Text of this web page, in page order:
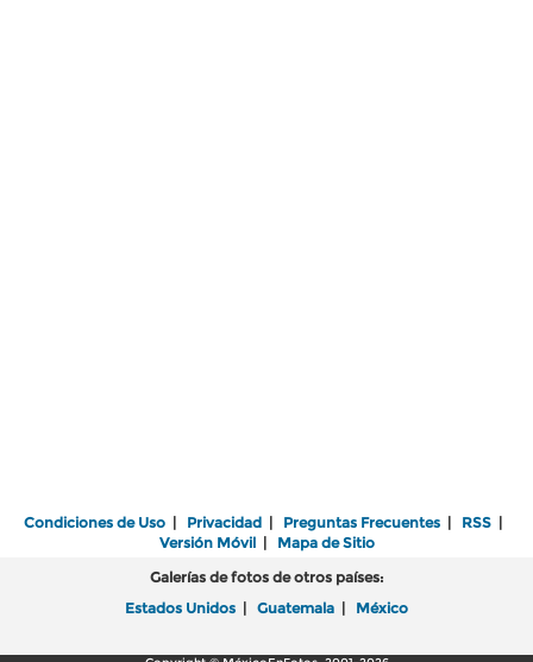
Condiciones de Uso | Privacidad | Preguntas Frecuentes | RSS |
Versión Móvil| Mapa de Sitio
Galerías de fotos de otros países:
Estados Unidos | Guatemala | México